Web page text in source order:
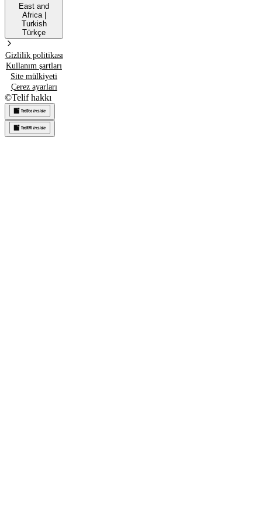
East and
Africa|
Turkish
Türkçe
Gizlilik politikası
Kullanım şartları
Site mülkiyeti
Çerez ayarları
©Telif hakkı